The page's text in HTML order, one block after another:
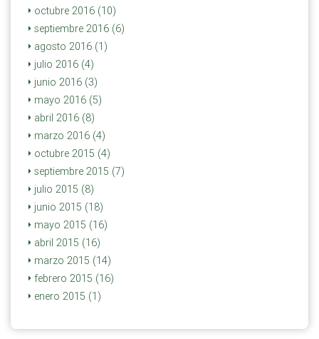
octubre 2016 (10)
septiembre 2016 (6)
agosto 2016 (1)
julio 2016 (4)
junio 2016 (3)
mayo 2016 (5)
abril 2016 (8)
marzo 2016 (4)
octubre 2015 (4)
septiembre 2015 (7)
julio 2015 (8)
junio 2015 (18)
mayo 2015 (16)
abril 2015 (16)
marzo 2015 (14)
febrero 2015 (16)
enero 2015 (1)